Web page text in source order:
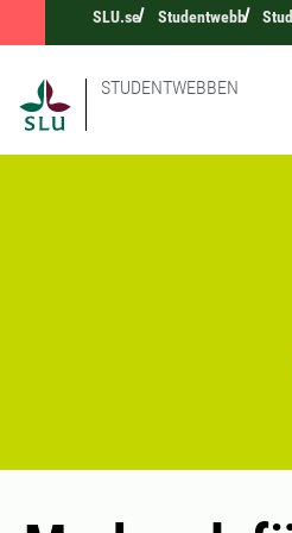
SLU.se Studentwebb
STUDENTWEBBEN